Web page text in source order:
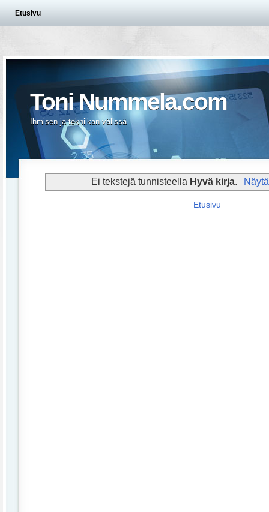
Etusivu
Toni Nummela.com
Ihmisen ja tekniikan välissä
Ei tekstejä tunnisteella Hyvä kirja.
Etusivu